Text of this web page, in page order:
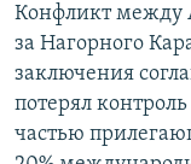
Конфликт между
за Нагорного
заключения
потерял
частью